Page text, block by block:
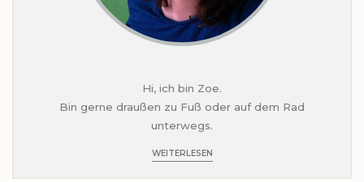
Hi, ich bin Zoe.
Bin gerne draußen zu Fuß oder auf dem Rad
unterwegs.
WEITERLESEN